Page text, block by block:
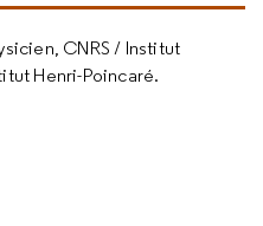
CNRS / Institut
Henri-Poincaré.